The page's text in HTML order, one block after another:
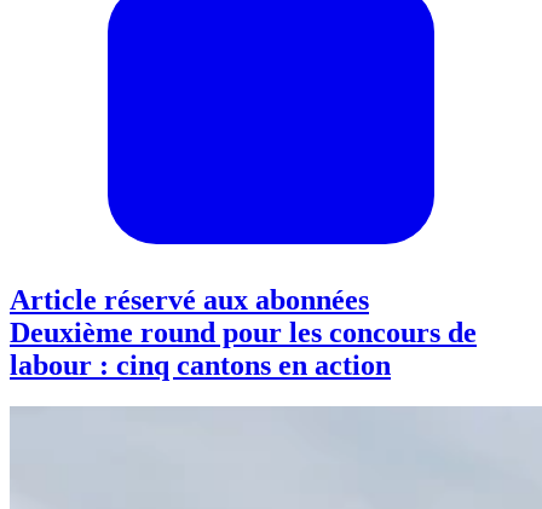
Article réservé aux abonnées
Deuxième round pour les concours de
labour : cinq cantons en action